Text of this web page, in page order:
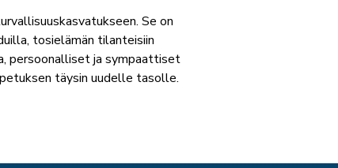
Se on
tosielämän tilanteisiin
persoonalliset ja sympaattiset
täysin uudelle tasolle.